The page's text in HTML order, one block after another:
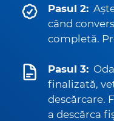
Pasul 2:
când
completă.
Pasul 3:
finalizată,
descărcare.
a descărca